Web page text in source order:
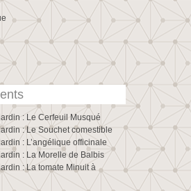
: Le Cerfeuil Musqué
: Le Souchet comestible
: L’angélique officinale
: La Morelle de Balbis
: La tomate Minuit à